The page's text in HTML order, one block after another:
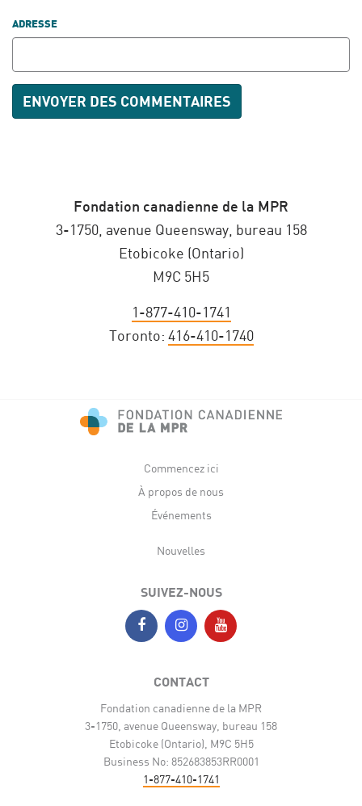
ADRESSE
Fondation canadienne de la MPR
3-1750, avenue Queensway, bureau 158
Etobicoke (Ontario)
M9C 5H5
1-877-410-1741
Toronto: 416-410-1740
Commencez ici
À propos de nous
Événements
Nouvelles
SUIVEZ-NOUS
CONTACT
Fondation canadienne de la MPR
3-1750, avenue Queensway, bureau 158
Etobicoke (Ontario), M9C 5H5
Business No: 852683853RR0001
1-877-410-1741